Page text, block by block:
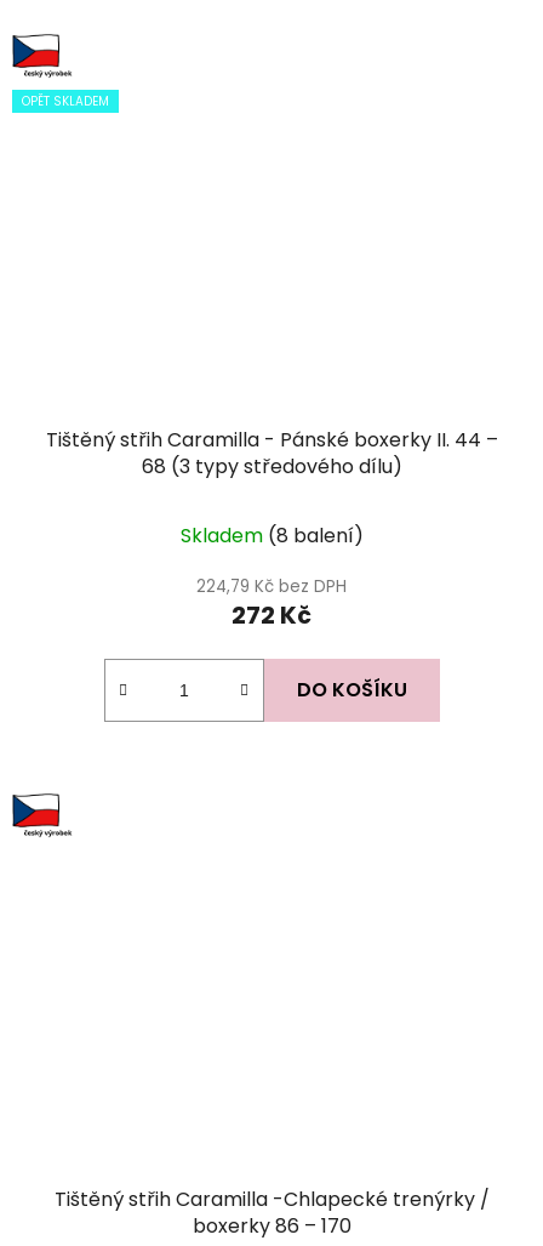
OPĚT SKLADEM
Tištěný střih Caramilla - Pánské boxerky II. 44 –
68 (3 typy středového dílu)
hodnocení
produktu
je
Skladem (8 balení)
224,79 Kč bez DPH
272 Kč
DO KOŠÍKU
Tištěný střih Caramilla -Chlapecké trenýrky /
boxerky 86 – 170